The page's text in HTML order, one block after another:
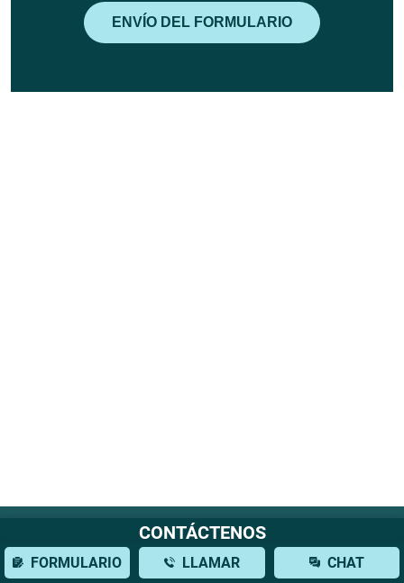
Ubicación de la oficina
CONTÁCTENOS
FORMULARIO LLAMAR CHAT